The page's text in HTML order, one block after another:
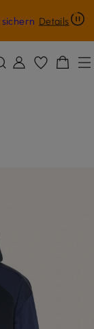
ÜBERSPRINGEN
Details